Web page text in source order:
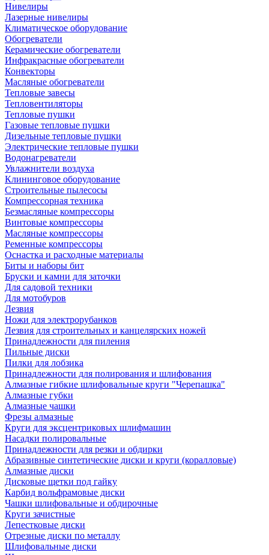
Нивелиры
Лазерные нивелиры
Климатическое оборудование
Обогреватели
Керамические обогреватели
Инфракрасные обогреватели
Конвекторы
Масляные обогреватели
Тепловые завесы
Тепловентиляторы
Тепловые пушки
Газовые тепловые пушки
Дизельные тепловые пушки
Электрические тепловые пушки
Водонагреватели
Увлажнители воздуха
Клининговое оборудование
Строительные пылесосы
Компрессорная техника
Безмасляные компрессоры
Винтовые компрессоры
Масляные компрессоры
Ременные компрессоры
Оснастка и расходные материалы
Биты и наборы бит
Бруски и камни для заточки
Для садовой техники
Для мотобуров
Лезвия
Ножи для электрорубанков
Лезвия для строительных и канцелярских ножей
Принадлежности для пиления
Пильные диски
Пилки для лобзика
Принадлежности для полирования и шлифования
Алмазные гибкие шлифовальные круги "Черепашка"
Алмазные губки
Алмазные чашки
Фрезы алмазные
Круги для эксцентриковых шлифмашин
Насадки полировальные
Принадлежности для резки и обдирки
Абразивные синтетические диски и круги (коралловые)
Алмазные диски
Дисковые щетки под гайку
Карбид вольфрамовые диски
Чашки шлифовальные и обдирочные
Круги зачистные
Лепестковые диски
Отрезные диски по металлу
Шлифовальные диски